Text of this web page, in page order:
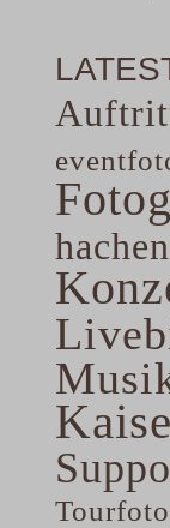
hachen